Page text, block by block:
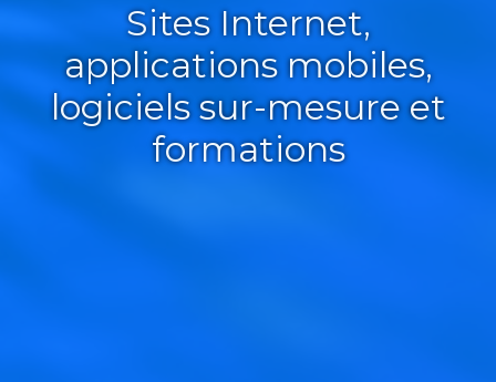
Sites Internet,
applications mobiles,
logiciels sur-mesure et
formations